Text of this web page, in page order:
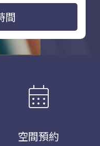
間
calendar_month
空間預約